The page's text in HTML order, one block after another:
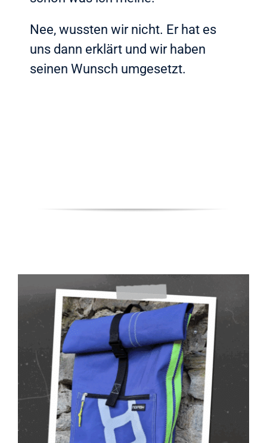
Nee, wussten wir nicht. Er hat es
uns dann erklärt und wir haben
seinen Wunsch umgesetzt.